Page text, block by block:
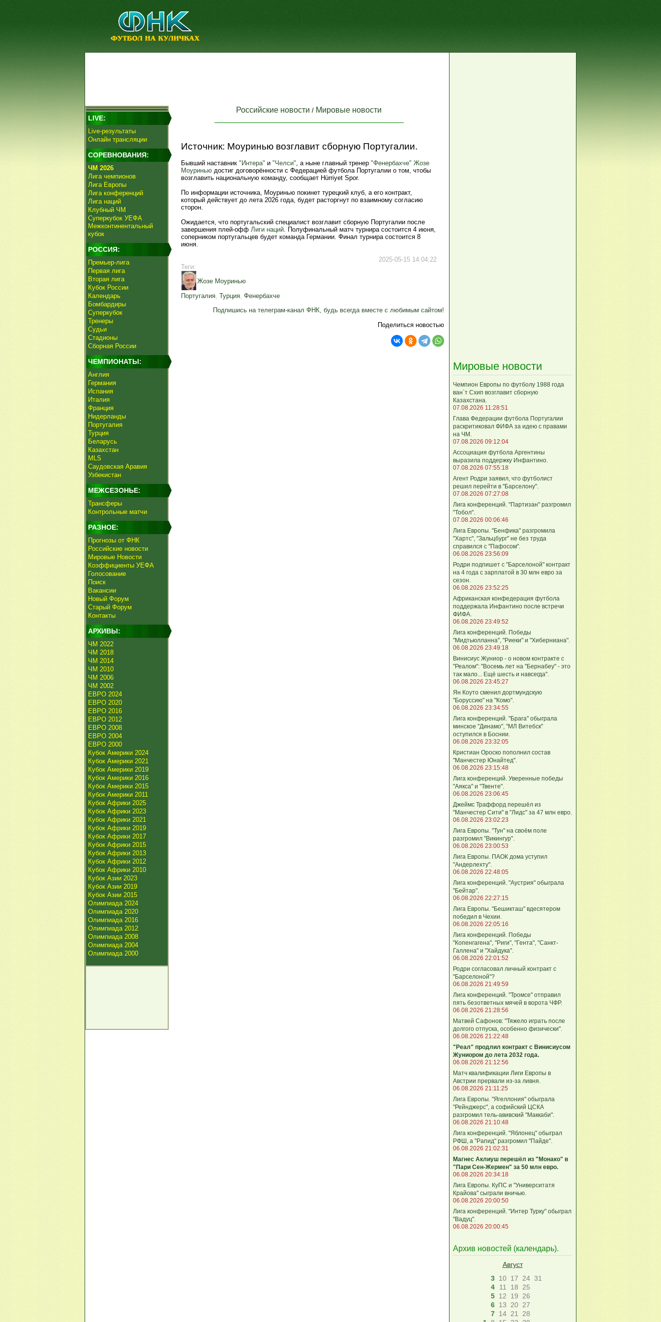
LIVE:
Live-результаты
Онлайн трансляции
СОРЕВНОВАНИЯ:
ЧМ 2026
Лига чемпионов
Лига Европы
Лига конференций
Лига наций
Клубный ЧМ
Суперкубок УЕФА
Межконтинентальный
кубок
РОССИЯ:
Премьер-лига
Первая лига
Вторая лига
Кубок России
Календарь
Бомбардиры
Суперкубок
Тренеры
Судьи
Стадионы
Сборная России
ЧЕМПИОНАТЫ:
Англия
Германия
Испания
Италия
Франция
Нидерланды
Португалия
Турция
Беларусь
Казахстан
MLS
Саудовская Аравия
Узбекистан
МЕЖСЕЗОНЬЕ:
Трансферы
Контрольные матчи
РАЗНОЕ:
Прогнозы от ФНК
Российские новости
Мировые Новости
Коэффициенты УЕФА
Голосование
Поиск
Вакансии
Новый Форум
Старый Форум
Контакты
АРХИВЫ:
ЧМ 2022
ЧМ 2018
ЧМ 2014
ЧМ 2010
ЧМ 2006
ЧМ 2002
ЕВРО 2024
ЕВРО 2020
ЕВРО 2016
ЕВРО 2012
ЕВРО 2008
ЕВРО 2004
ЕВРО 2000
Кубок Америки 2024
Кубок Америки 2021
Кубок Америки 2019
Кубок Америки 2016
Кубок Америки 2015
Кубок Америки 2011
Кубок Африки 2025
Кубок Африки 2023
Кубок Африки 2021
Кубок Африки 2019
Кубок Африки 2017
Кубок Африки 2015
Кубок Африки 2013
Кубок Африки 2012
Кубок Африки 2010
Кубок Азии 2023
Кубок Азии 2019
Кубок Азии 2015
Олимпиада 2024
Олимпиада 2020
Олимпиада 2016
Олимпиада 2012
Олимпиада 2008
Олимпиада 2004
Олимпиада 2000
Российские новости / Мировые новости
Источник: Моуринью возглавит сборную Португалии.
Бывший наставник "Интера" и "Челси", а ныне главный тренер "Фенербахче" Жозе
Моуринью достиг договорённости с Федерацией футбола Португалии о том, чтобы
возглавить национальную команду, сообщает Hürriyet Spor.
По информации источника, Моуринью покинет турецкий клуб, а его контракт,
который действует до лета 2026 года, будет расторгнут по взаимному согласию
сторон.
Ожидается, что португальский специалист возглавит сборную Португалии после
завершения плей-офф Лиги наций. Полуфинальный матч турнира состоится 4 июня,
соперником португальцев будет команда Германии. Финал турнира состоится 8
июня.
2025-05-15 14:04:22
Теги:
Жозе Моуринью
Португалия, Турция, Фенербахче
Подпишись на телеграм-канал ФНК, будь всегда вместе с любимым сайтом!
Поделиться новостью
Мировые новости
Чемпион Европы по футболу 1988 года
ван`т Схип возглавит сборную
Казахстана.
07.08.2026 11:28:51
Глава Федерации футбола Португалии
раскритиковал ФИФА за идею с правами
на ЧМ.
07.08.2026 09:12:04
Ассоциация футбола Аргентины
выразила поддержку Инфантино.
07.08.2026 07:55:18
Агент Родри заявил, что футболист
решил перейти в "Барселону".
07.08.2026 07:27:08
Лига кoнференций. "Партизан" разгромил
"Тобол".
07.08.2026 00:06:46
Лига Европы. "Бенфика" разгромила
"Хартс", "Зальцбург" не без труда
справился с "Пафосом".
06.08.2026 23:56:09
Родри подпишет с "Барселоной" контракт
на 4 года с зарплатой в 30 млн евро за
сезон.
06.08.2026 23:52:25
Африканская конфедерация футбола
поддержала Инфантино после встречи
ФИФА.
06.08.2026 23:49:52
Лига кoнференций. Победы
"Мидтьюлланна", "Риеки" и "Хиберниана".
06.08.2026 23:49:18
Винисиус Жуниор - о новом контракте с
"Реалом": "Восемь лет на "Бернабеу" - это
так мало... Ещё шесть и навсегда".
06.08.2026 23:45:27
Ян Коуто сменил дортмундскую
"Боруссию" на "Комо".
06.08.2026 23:34:55
Лига кoнференций. "Брага" обыграла
минское "Динамо", "МЛ Витебск"
оступился в Боснии.
06.08.2026 23:32:05
Кристиан Ороско пополнил состав
"Манчестер Юнайтед".
06.08.2026 23:15:48
Лига кoнференций. Уверенные победы
"Аякса" и "Твенте".
06.08.2026 23:06:45
Джеймс Траффорд перешёл из
"Манчестер Сити" в "Лидс" за 47 млн евро.
06.08.2026 23:02:23
Лига Европы. "Тун" на своём поле
разгромил "Викингур".
06.08.2026 23:00:53
Лига Европы. ПАОК дома уступил
"Андерлехту".
06.08.2026 22:48:05
Лига конференций. "Аустрия" обыграла
"Бейтар".
06.08.2026 22:27:15
Лига Европы. "Бешикташ" вдесятером
победил в Чехии.
06.08.2026 22:05:16
Лига конференций. Победы
"Копенгагена", "Риги", "Гента", "Санкт-
Галлена" и "Хайдука".
06.08.2026 22:01:52
Родри согласовал личный контракт с
"Барселоной"?
06.08.2026 21:49:59
Лига конференций. "Тромсе" отправил
пять безответных мячей в ворота ЧФР.
06.08.2026 21:28:56
Матвей Сафонов: "Тяжело играть после
долгого отпуска, особенно физически".
06.08.2026 21:22:48
"Реал" продлил контракт с Винисиусом
Жуниором до лета 2032 года.
06.08.2026 21:12:56
Матч квалификации Лиги Европы в
Австрии прервали из-за ливня.
06.08.2026 21:11:25
Лига Европы. "Ягеллония" обыграла
"Рейнджерс", а софийский ЦСКА
разгромил тель-авивский "Маккаби".
06.08.2026 21:10:48
Лига кoнференций. "Яблонец" обыграл
РФШ, а "Рапид" разгромил "Пайде".
06.08.2026 21:02:31
Магнес Аклиуш перешёл из "Монако" в
"Пари Сен-Жермен" за 50 млн евро.
06.08.2026 20:34:18
Лига Европы. КуПС и "Университатя
Крайова" сыграли вничью.
06.08.2026 20:00:50
Лига конференций. "Интер Турку" обыграл
"Вадуц".
06.08.2026 20:00:45
Архив новостей (календарь).
Август
3 10 17 24 31
4
11 18
25
5 12 19
26
6 13 20 27
7 14 21
28